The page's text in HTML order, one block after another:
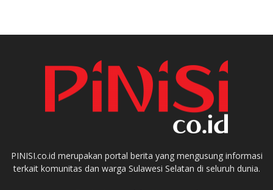
PINISI.co.id merupakan portal berita yang mengusung informasi
terkait komunitas dan warga Sulawesi Selatan di seluruh dunia.